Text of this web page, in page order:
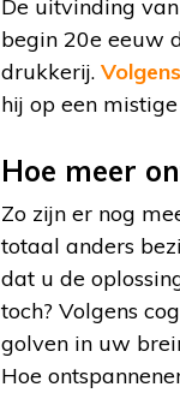
De uitvinding
begin 20e eeuw
drukkerij.
hij op een
Hoe meer
Zo zijn er nog
totaal anders
dat u de
toch? Volgens
golven in uw
Hoe